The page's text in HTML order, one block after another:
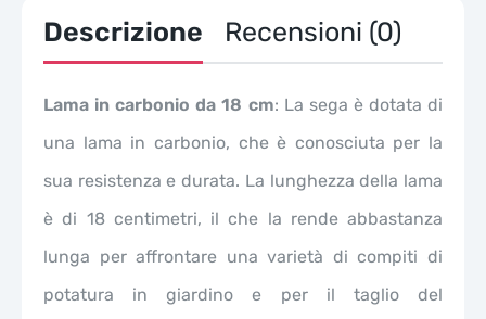
antiscivolo
Descrizione Recensioni (0)
Lama in carbonio da 18 cm: La sega è dotata di
una lama in carbonio, che è conosciuta per la
sua resistenza e durata. La lunghezza della lama
è di 18 centimetri, il che la rende abbastanza
lunga per affrontare una varietà di compiti di
potatura in giardino e per il taglio del